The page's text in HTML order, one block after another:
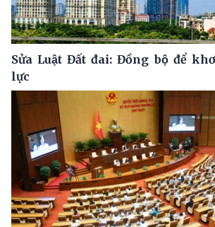
Sửa Luật Đất đai: Đồng bộ để
lực